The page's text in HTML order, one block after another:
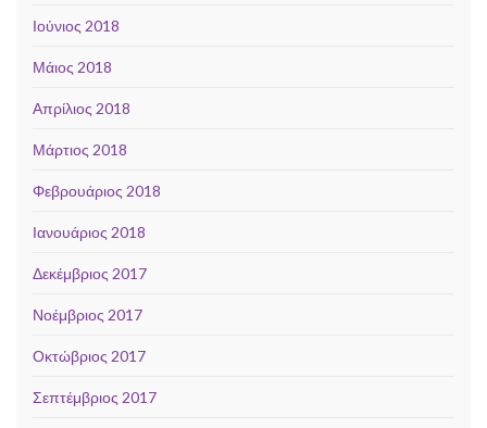
Ιούνιος 2018
Μάιος 2018
Απρίλιος 2018
Μάρτιος 2018
Φεβρουάριος 2018
Ιανουάριος 2018
Δεκέμβριος 2017
Νοέμβριος 2017
Οκτώβριος 2017
Σεπτέμβριος 2017